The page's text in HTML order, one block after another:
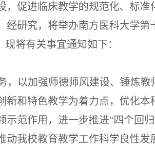
促进临床教学的规范化、标准
经研究，将举办南方医科大学第
现将有关事宜通知如下：
，以加强师德师风建设、锤炼
新和特色教学为着力点，优化本
示范作用，进一步推进“四个回
我校教育教学工作科学良性发